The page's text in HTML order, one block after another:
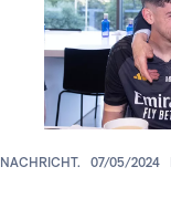
NACHRICHT. 07/05/2024